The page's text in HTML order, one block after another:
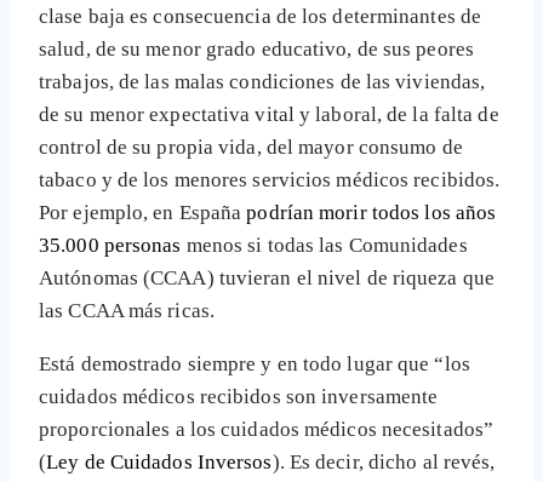
clase baja es consecuencia de los determinantes de
salud, de su menor grado educativo, de sus peores
trabajos, de las malas condiciones de las viviendas,
de su menor expectativa vital y laboral, de la falta de
control de su propia vida, del mayor consumo de
tabaco y de los menores servicios médicos recibidos.
Por ejemplo, en Españapodrían morir todos los años
35.000 personas menos si todas las Comunidades
Autónomas (CCAA) tuvieran el nivel de riqueza que
las CCAA más ricas.
Está demostrado siempre y en todo lugar que “los
cuidados médicos recibidos son inversamente
proporcionales a los cuidados médicos necesitados”
(Ley de Cuidados Inversos). Es decir, dicho al revés,